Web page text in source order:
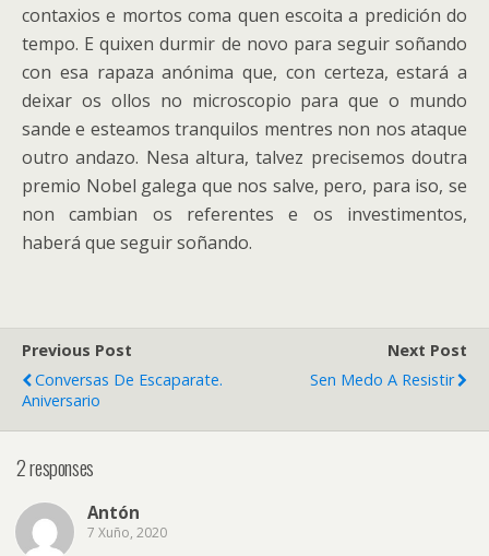
contaxios e mortos coma quen escoita a predición do
tempo. E quixen durmir de novo para seguir soñando
con esa rapaza anónima que, con certeza, estará a
deixar os ollos no microscopio para que o mundo
sande e esteamos tranquilos mentres non nos ataque
outro andazo. Nesa altura, talvez precisemos doutra
premio Nobel galega que nos salve, pero, para iso, se
non cambian os referentes e os investimentos,
haberá que seguir soñando.
Previous Post
Conversas De Escaparate.
Aniversario
Next Post
Sen Medo A Resistir
2 responses
Antón
7 Xuño, 2020